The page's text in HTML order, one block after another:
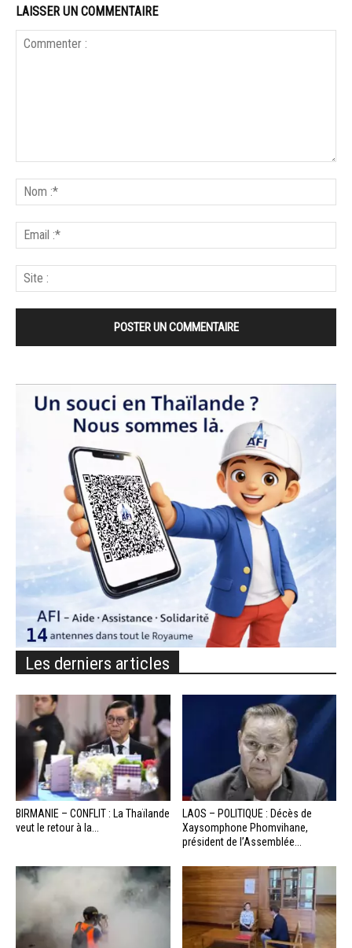
LAISSER UN COMMENTAIRE
Les derniers articles
BIRMANIE – CONFLIT : La Thaïlande
veut le retour à la...
LAOS – POLITIQUE : Décès de
Xaysomphone Phomvihane,
président de l’Assemblée...